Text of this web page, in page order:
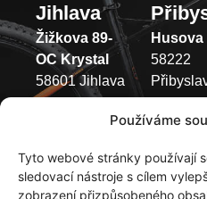
Používáme
Tyto webové stránky používají
sledovací nástroje s cílem
zobrazení přizpůsobeného
Jihlava
Žižkova 89-
OC Krystal
58601 Jihlava
(+420) 733 371
Pondělí –
Pátek 9:00 –
Husova
58222
(+420)
Pondělí
Pátek